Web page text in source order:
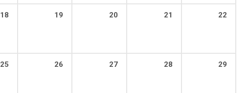
18 19 20 21 22
25 26 27 28 29